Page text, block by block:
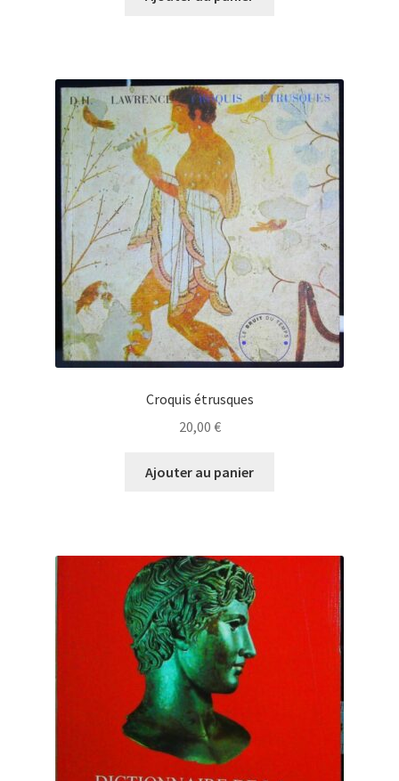
Croquis étrusques
20,00 €
Ajouter au panier